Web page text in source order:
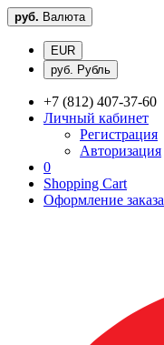
руб. Валюта
EUR
руб. Рубль
+7 (812) 407-37-60
Личный кабинет
Регистрация
Авторизация
0
Shopping Cart
Оформление заказа